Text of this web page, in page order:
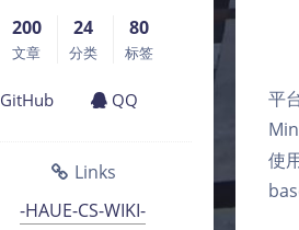
200
文章
24
分类
80
标签
GitHub QQ
Links
-HAUE-CS-WIKI-
平
使